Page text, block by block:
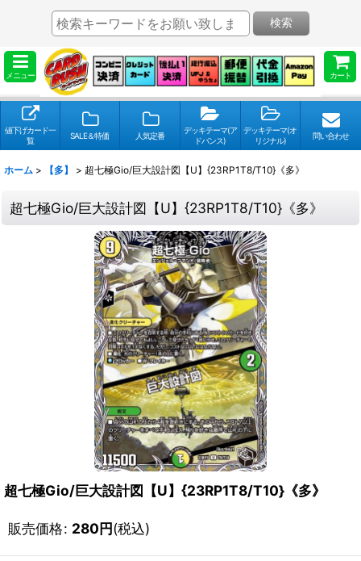
メニュー カート
検索
値下げカード一
覧
SALE＆特価 人気定番
デッキテーマ(ア
ドバンス)
デッキテーマ(オ
リジナル)
問い合わせ
ホーム > 【多】 > 超七極Gio/巨大設計図【U】{23RP1T8/T10}《多》
超七極Gio/巨大設計図【U】{23RP1T8/T10}《多》
超七極Gio/巨大設計図【U】{23RP1T8/T10}《多》
販売価格: 280円(税込)